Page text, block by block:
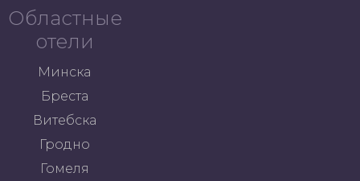
Областные
отели
Минска
Бреста
Витебска
Гродно
Гомеля